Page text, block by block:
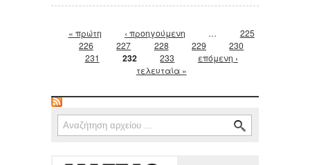
Σελίδες
« πρώτη ‹ προηγούμενη …
225
226
227 228 229
230
231
232 233
επόμενη ›
τελευταία »
Φόρμα αναζήτησης
Αναζήτηση